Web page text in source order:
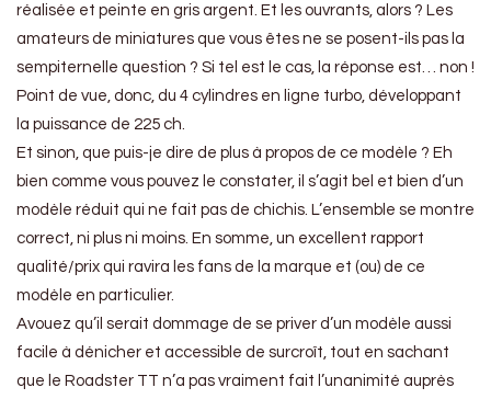
réalisée et peinte en gris argent. Et les ouvrants, alors ? Les
amateurs de miniatures que vous êtes ne se posent-ils pas la
sempiternelle question ? Si tel est le cas, la réponse est… non !
Point de vue, donc, du 4 cylindres en ligne turbo, développant
la puissance de 225 ch.
Et sinon, que puis-je dire de plus à propos de ce modèle ? Eh
bien comme vous pouvez le constater, il s’agit bel et bien d’un
modèle réduit qui ne fait pas de chichis. L’ensemble se montre
correct, ni plus ni moins. En somme, un excellent rapport
qualité/prix qui ravira les fans de la marque et (ou) de ce
modèle en particulier.
Avouez qu’il serait dommage de se priver d’un modèle aussi
facile à dénicher et accessible de surcroît, tout en sachant
que le Roadster TT n’a pas vraiment fait l’unanimité auprès